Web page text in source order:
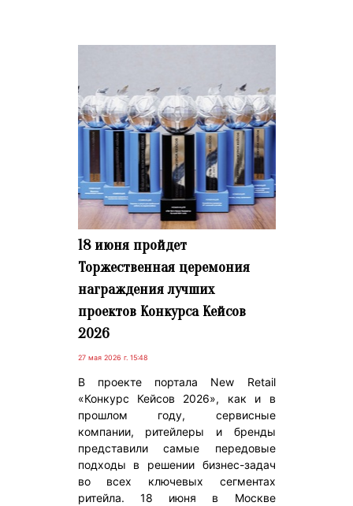
18 июня пройдет
Торжественная церемония
награждения лучших
проектов Конкурса Кейсов
2026
27 мая 2026 г. 15:48
В проекте портала New Retail
«Конкурс Кейсов 2026», как и в
прошлом году, сервисные
компании, ритейлеры и бренды
представили самые передовые
подходы в решении бизнес-задач
во всех ключевых сегментах
ритейла. 18 июня в Москве